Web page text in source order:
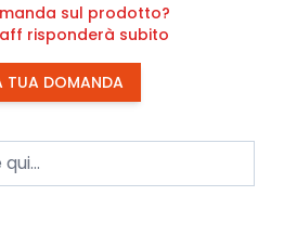
sul prodotto?
risponderà subito
TUA DOMANDA